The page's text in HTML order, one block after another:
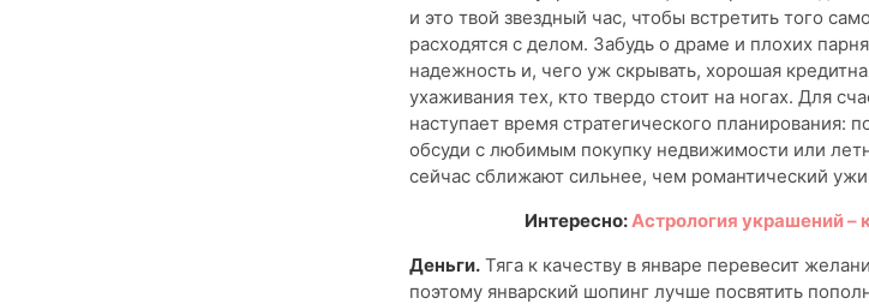
и это твой звездный час, чтобы встретить того
расходятся с делом. Забудь о драме и плохих
надежность и, чего уж скрывать, хорошая
ухаживания тех, кто твердо стоит на ногах. Для
наступает время стратегического планирования:
обсуди с любимым покупку недвижимости или
сейчас сближают сильнее, чем романтический
Интересно:Астрология украшений –
Деньги.Тяга к качеству в январе перевесит
поэтому январский шопинг лучше посвятить